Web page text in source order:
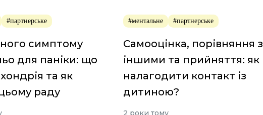
#партнерське
симптому
для паніки: що
та як
раду
#ментальне #партнерське
Самооцінка, порівняння з
іншими та прийняття: як
налагодити контакт із
дитиною?
2 роки тому